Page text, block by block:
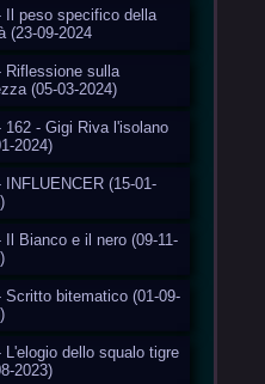
Il peso specifico della
(23-09-2024
Riflessione sulla
(05-03-2024)
162 - Gigi Riva l'isolano
2024)
INFLUENCER (15-01-
Il Bianco e il nero (09-11-
Scritto bitematico (01-09-
L'elogio dello squalo tigre
2023)